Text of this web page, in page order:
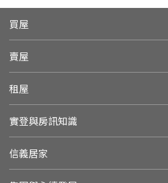
買屋
賣屋
租屋
實登與房訊知識
信義居家